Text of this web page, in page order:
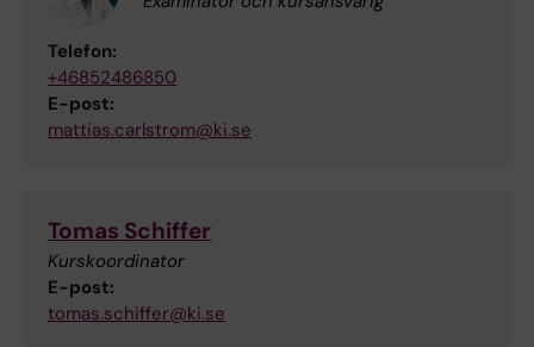
Telefon:
+46852486850
E-post:
mattias.carlstrom@ki.se
Tomas Schiffer
Kurskoordinator
E-post:
tomas.schiffer@ki.se